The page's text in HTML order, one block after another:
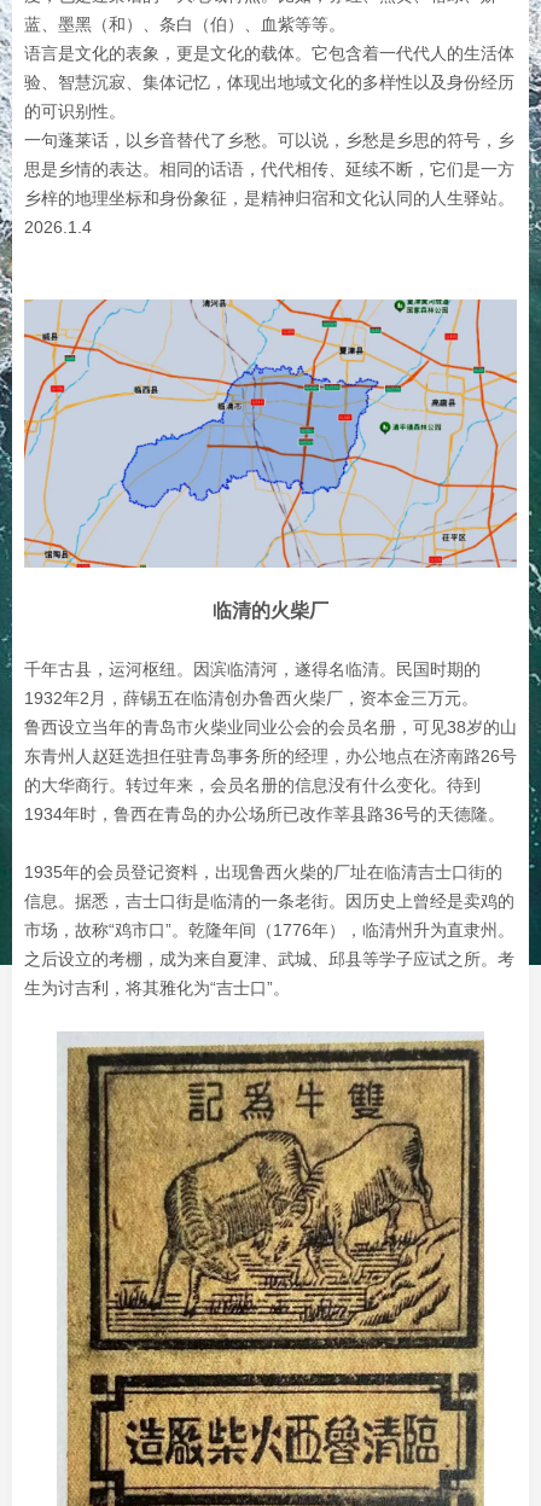
蓝、墨黑（和）、条白（伯）、血紫等等。
语言是文化的表象，更是文化的载体。它包含着一代代人的生活体
验、智慧沉寂、集体记忆，体现出地域文化的多样性以及身份经历
的可识别性。
一句蓬莱话，以乡音替代了乡愁。可以说，乡愁是乡思的符号，乡
思是乡情的表达。相同的话语，代代相传、延续不断，它们是一方
乡梓的地理坐标和身份象征，是精神归宿和文化认同的人生驿站。
2026.1.4
临清的火柴厂
千年古县，运河枢纽。因滨临清河，遂得名临清。民国时期的
1932年2月，薛锡五在临清创办鲁西火柴厂，资本金三万元。
鲁西设立当年的青岛市火柴业同业公会的会员名册，可见38岁的山
东青州人赵廷选担任驻青岛事务所的经理，办公地点在济南路26号
的大华商行。转过年来，会员名册的信息没有什么变化。待到
1934年时，鲁西在青岛的办公场所已改作莘县路36号的天德隆。
1935年的会员登记资料，出现鲁西火柴的厂址在临清吉士口街的
信息。据悉，吉士口街是临清的一条老街。因历史上曾经是卖鸡的
市场，故称“鸡市口”。乾隆年间（1776年），临清州升为直隶州。
之后设立的考棚，成为来自夏津、武城、邱县等学子应试之所。考
生为讨吉利，将其雅化为“吉士口”。